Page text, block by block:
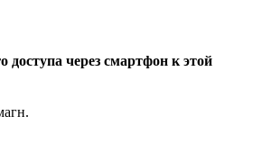
доступа через смартфон к этой